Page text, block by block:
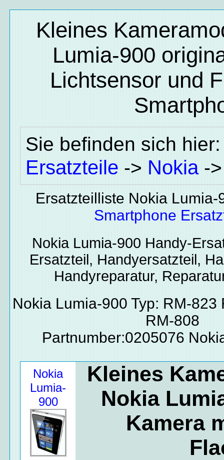
Kleines
Lumia-900
Lichtsensor und
Sie befinden sich
Ersatzteile -> Nokia-
Ersatzteilliste Nokia
Smartphone
Nokia Lumia-900 Handy-
Ersatzteil, Handyersatzteil,
Handyreparatur,
Nokia Lumia-900 Typ: RM-823
RM-808
Partnumber:0205076
Nokia
Lumia-
900
Kleines
Nokia
Kamera